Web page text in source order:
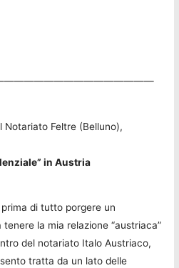
Feltre (Belluno),
in Austria
di tutto porgere un
la mia relazione “austriaca”
del notariato Italo Austriaco,
tratta da un lato delle